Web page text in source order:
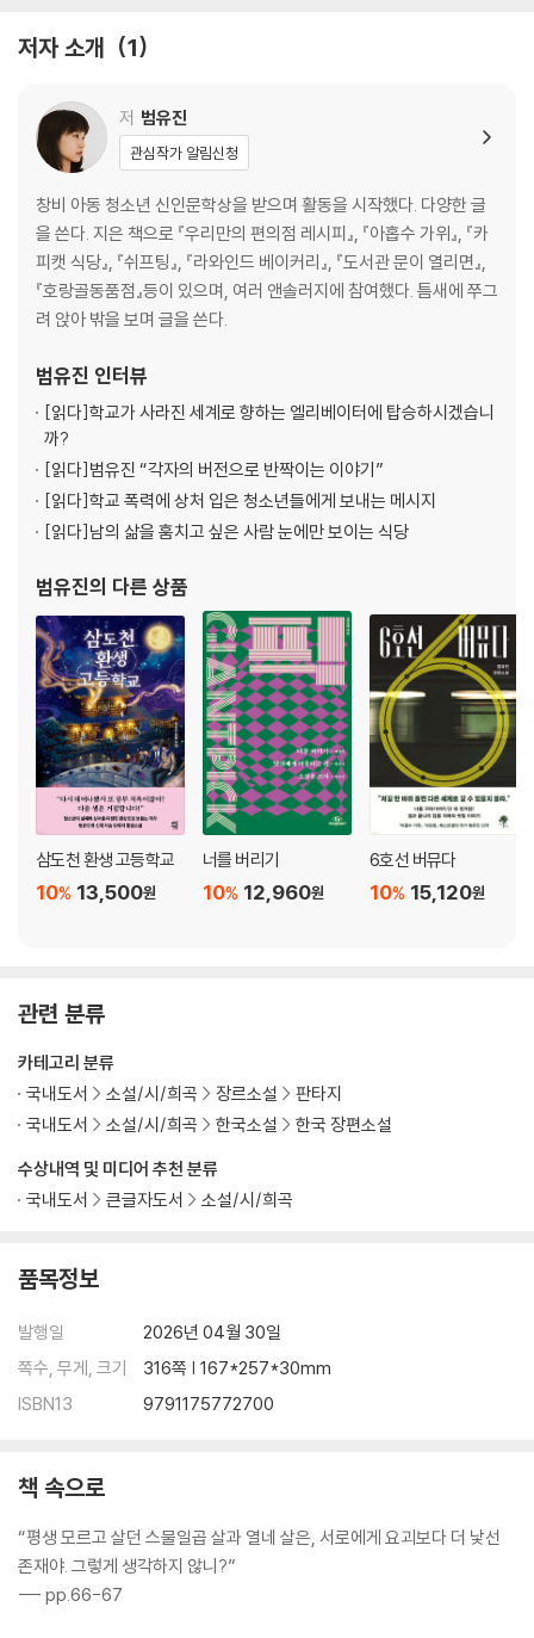
저자 소개 1
저 범유진
관심작가 알림신청
창비 아동 청소년 신인문학상을 받으며 활동을 시작했다. 다양한 글
을 쓴다. 지은 책으로 『우리만의 편의점 레시피』, 『아홉수 가위』, 『카
피캣 식당』, 『쉬프팅』, 『라와인드 베이커리』, 『도서관 문이 열리면』,
『호랑골동품점』등이 있으며, 여러 앤솔러지에 참여했다. 틈새에 쭈그
려 앉아 밖을 보며 글을 쓴다.
범유진 인터뷰
[읽다]학교가 사라진 세계로 향하는 엘리베이터에 탑승하시겠습니
까?
[읽다]범유진 “각자의 버전으로 반짝이는 이야기”
[읽다]학교 폭력에 상처 입은 청소년들에게 보내는 메시지
[읽다]남의 삶을 훔치고 싶은 사람 눈에만 보이는 식당
범유진의 다른 상품
삼도천 환생 고등학교
13,500원
10%
너를 버리기
12,960원
10%
6호선 버뮤다
15,120원
10%
관련 분류
수상내역 및 미디어 추천 분류
국내도서
큰글자도서 소설/시/희곡
카테고리 분류
국내도서
소설/시/희곡 장르소설
판타지
국내도서
소설/시/희곡 한국소설 한국 장편소설
품목정보
발행일
2026년 04월 30일
쪽수, 무게, 크기
316쪽 | 167*257*30mm
ISBN13
9791175772700
책 속으로
“평생 모르고 살던 스물일곱 살과 열네 살은, 서로에게 요괴보다 더 낯선
존재야. 그렇게 생각하지 않니?”
--- pp.66-67